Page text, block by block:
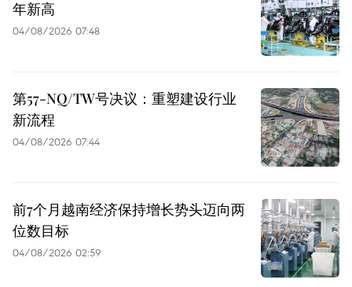
年新高
04/08/2026 07:48
第57-NQ/TW号决议：重塑建设行业
新流程
04/08/2026 07:44
前7个月越南经济保持增长势头迈向两
位数目标
04/08/2026 02:59